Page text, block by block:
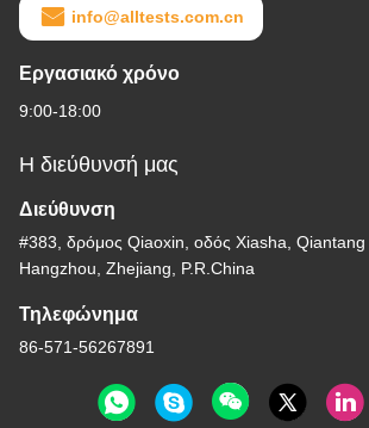
info@alltests.com.cn
Εργασιακό χρόνο
9:00-18:00
Η διεύθυνσή μας
Διεύθυνση
#383, δρόμος Qiaoxin, οδός Xiasha, Qiantang
Hangzhou, Zhejiang, P.R.China
Τηλεφώνημα
86-571-56267891